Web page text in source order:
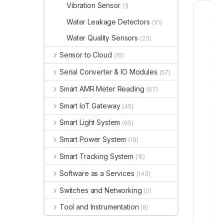
Vibration Sensor (1)
Water Leakage Detectors (10)
Water Quality Sensors (23)
Sensor to Cloud (16)
Serial Converter & IO Modules (57)
Smart AMR Meter Reading (87)
Smart IoT Gateway (45)
Smart Light System (65)
Smart Power System (19)
Smart Tracking System (15)
Software as a Services (143)
Switches and Networking (0)
Tool and Instrumentation (8)